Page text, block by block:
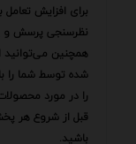
برای افزایش تعامل
نظرسنجی پرسش و
همچنین می‌توانید
شده توسط شما را
را در مورد
قبل از شروع هر
باشید.